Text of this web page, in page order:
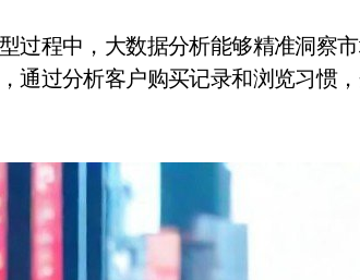
过程中，大数据分析能够精准洞察
通过分析客户购买记录和浏览习惯